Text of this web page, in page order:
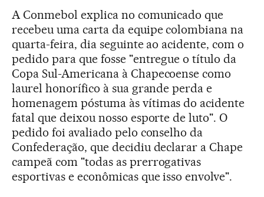
A Conmebol explica no comunicado que
recebeu uma carta da equipe colombiana na
quarta-feira, dia seguinte ao acidente, com o
pedido para que fosse "entregue o título da
Copa Sul-Americana à Chapecoense como
laurel honorífico à sua grande perda e
homenagem póstuma às vítimas do acidente
fatal que deixou nosso esporte de luto". O
pedido foi avaliado pelo conselho da
Confederação, que decidiu declarar a Chape
campeã com "todas as prerrogativas
esportivas e econômicas que isso envolve".